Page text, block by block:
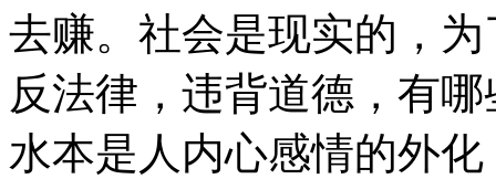
去赚。社会是现实的，
反法律，违背道德，有
水本是人内心感情的外